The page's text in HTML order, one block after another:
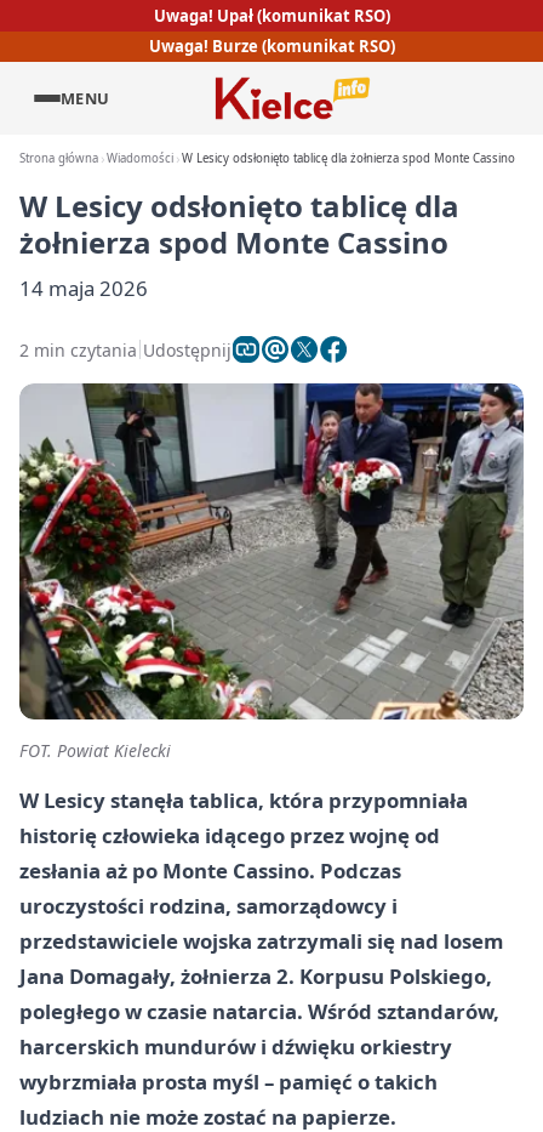
Uwaga! Upał (komunikat RSO)
Uwaga! Burze (komunikat RSO)
MENU
Strona główna Wiadomości W Lesicy odsłonięto tablicę dla żołnierza spod Monte Cassino
W Lesicy odsłonięto tablicę dla
żołnierza spod Monte Cassino
14 maja 2026
2 min czytania Udostępnij
FOT. Powiat Kielecki
W Lesicy stanęła tablica, która przypomniała
historię człowieka idącego przez wojnę od
zesłania aż po Monte Cassino. Podczas
uroczystości rodzina, samorządowcy i
przedstawiciele wojska zatrzymali się nad losem
Jana Domagały, żołnierza 2. Korpusu Polskiego,
poległego w czasie natarcia. Wśród sztandarów,
harcerskich mundurów i dźwięku orkiestry
wybrzmiała prosta myśl – pamięć o takich
ludziach nie może zostać na papierze.